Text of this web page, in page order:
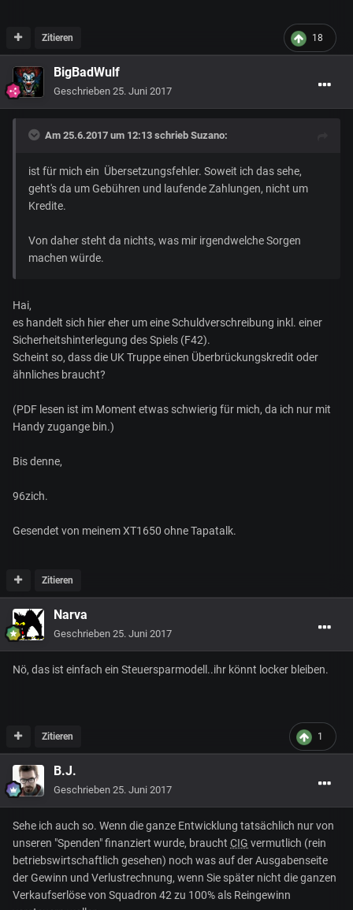
18
Zitieren
BigBadWulf
Geschrieben 25. Juni 2017
Am 25.6.2017 um 12:13 schrieb Suzano:
ist für mich ein Übersetzungsfehler. Soweit ich das sehe,
geht's da um Gebühren und laufende Zahlungen, nicht um
Kredite.
Von daher steht da nichts, was mir irgendwelche Sorgen
machen würde.
Hai,
es handelt sich hier eher um eine Schuldverschreibung inkl. einer
Sicherheitshinterlegung des Spiels (F42).
Scheint so, dass die UK Truppe einen Überbrückungskredit oder
ähnliches braucht?
(PDF lesen ist im Moment etwas schwierig für mich, da ich nur mit
Handy zugange bin.)
Bis denne,
96zich.
Gesendet von meinem XT1650 ohne Tapatalk.
Zitieren
Narva
Geschrieben 25. Juni 2017
Nö, das ist einfach ein Steuersparmodell..ihr könnt locker bleiben.
1
Zitieren
B.J.
Geschrieben 25. Juni 2017
Sehe ich auch so. Wenn die ganze Entwicklung tatsächlich nur von
unseren "Spenden" finanziert wurde, braucht CIG vermutlich (rein
betriebswirtschaftlich gesehen) noch was auf der Ausgabenseite
der Gewinn und Verlustrechnung, wenn Sie später nicht die ganzen
Verkaufserlöse von Squadron 42 zu 100% als Reingewinn